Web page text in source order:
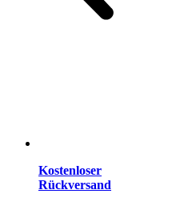
Kostenloser
Rückversand